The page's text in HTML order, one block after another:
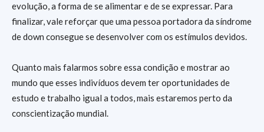
evolução, a forma de se alimentar e de se expressar. Para
finalizar, vale reforçar que uma pessoa portadora da síndrome
de down consegue se desenvolver com os estímulos devidos.
Quanto mais falarmos sobre essa condição e mostrar ao
mundo que esses indivíduos devem ter oportunidades de
estudo e trabalho igual a todos, mais estaremos perto da
conscientização mundial.